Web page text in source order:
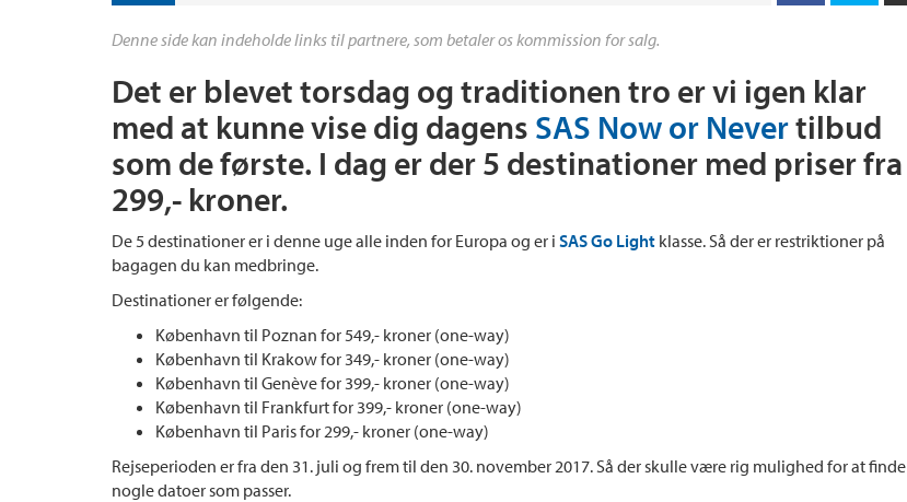
Denne side kan indeholde links til partnere, som betaler os kommission for salg.
Det er blevet torsdag og traditionen tro er vi igen klar
med at kunne vise dig dagens SAS Now or Nevertilbud
som de første. I dag er der 5 destinationer med priser fra
299,- kroner.
De 5 destinationer er i denne uge alle inden for Europa og er i SAS Go Light klasse. Så der er restriktioner på
bagagen du kan medbringe.
Destinationer er følgende:
København til Poznan for 549,- kroner (one-way)
København til Krakow for 349,- kroner (one-way)
København til Genève for 399,- kroner (one-way)
København til Frankfurt for 399,- kroner (one-way)
København til Paris for 299,- kroner (one-way)
Rejseperioden er fra den 31. juli og frem til den 30. november 2017. Så der skulle være rig mulighed for at finde
nogle datoer som passer.